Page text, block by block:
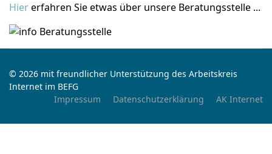
Hiererfahren Sie etwas über unsere Beratungsstelle ...
© 2026 mit freundlicher Unterstützung des Arbeitskreis
Internet im BEFG
Impressum
Datenschutzerklärung AK Internet